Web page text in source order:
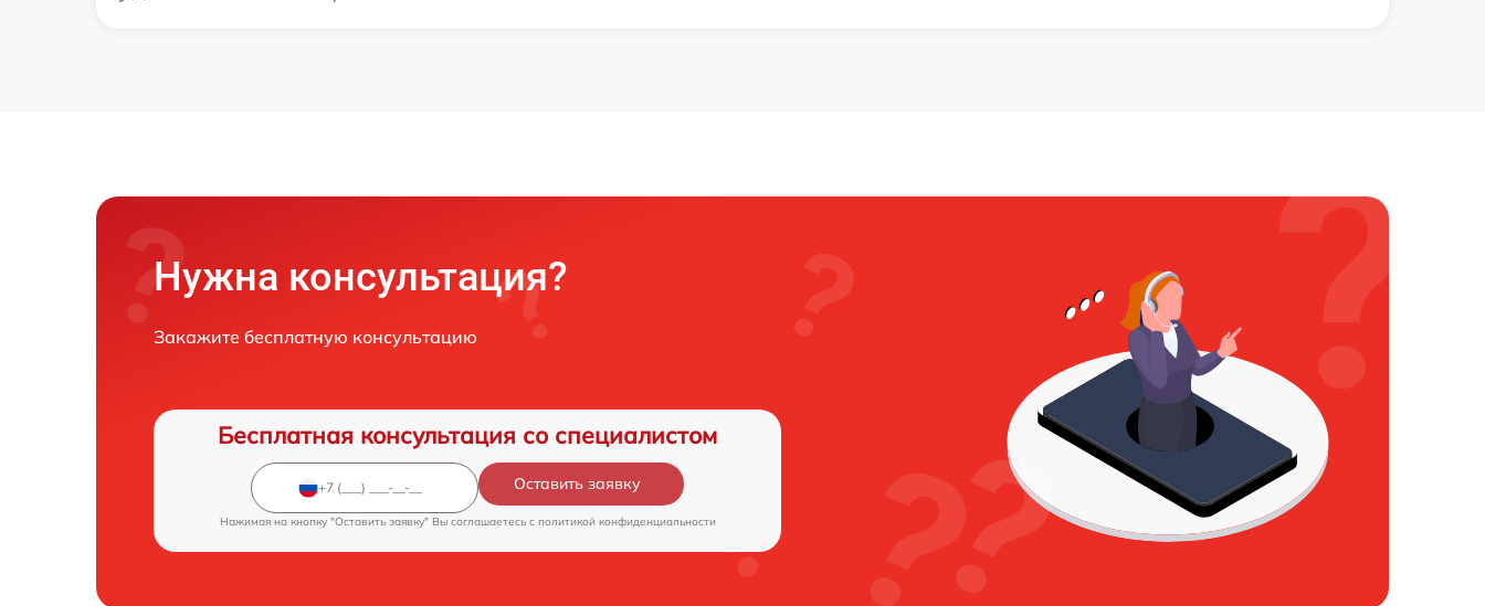
Нужна консультация?
Закажите бесплатную консультацию
Бесплатная консультация со специалистом
Оставить заявку
Нажимая на кнопку "Оставить заявку" Вы соглашаетесь c политикой конфиденциальности